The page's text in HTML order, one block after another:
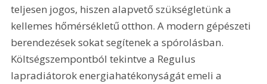
teljesen jogos, hiszen alapvető szükségletünk a
kellemes hőmérsékletű otthon. A modern gépészeti
berendezések sokat segítenek a spórolásban.
Költségszempontból tekintve a Regulus
lapradiátorok energiahatékonyságát emeli a